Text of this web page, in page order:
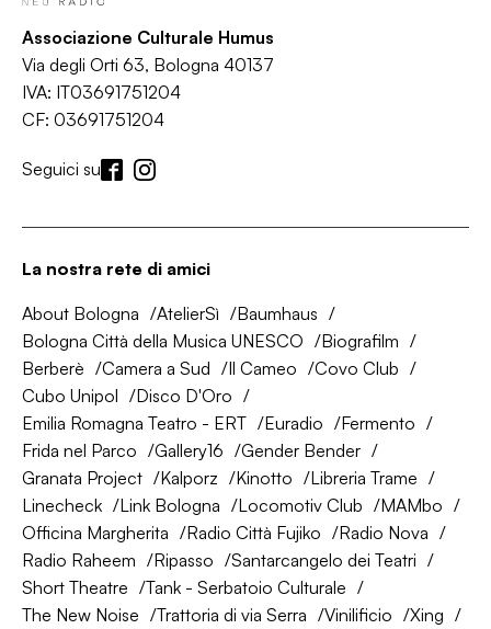
Associazione Culturale Humus
Via degli Orti 63, Bologna 40137
IVA: IT03691751204
CF: 03691751204
Seguici su
La nostra rete di amici
About Bologna AtelierSì
Baumhaus
Bologna Città della Musica UNESCO
Biografilm
Berberè
Camera a Sud Il Cameo
Covo Club
Cubo Unipol
Disco D'Oro
Emilia Romagna Teatro - ERT
Euradio
Fermento
Frida nel Parco
Gallery16
Gender Bender
Granata Project
Kalporz Kinotto
Libreria Trame
Linecheck
Link Bologna Locomotiv Club
MAMbo
Officina Margherita
Radio Città Fujiko
Radio Nova
Radio Raheem
Ripasso
Santarcangelo dei Teatri
Short Theatre
Tank - Serbatoio Culturale
The New Noise
Trattoria di via Serra Vinilificio Xing